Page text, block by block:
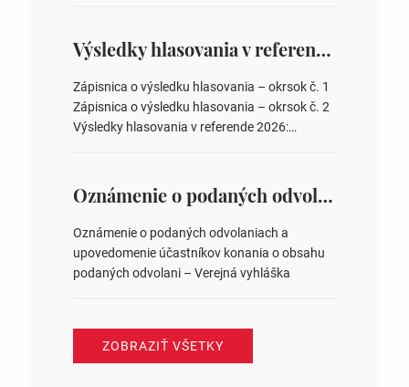
overovateľov zápisnice 3. Určenie volebných
obvodov pre voľby poslancov obecných
zastupiteľstiev, počtu poslancov obecných
zastupiteľstiev v nich 4. Schválenie odpredaja
obecného pozemku –…
Výsledky hlasovania v referende 2026
Zápisnica o výsledku hlasovania – okrsok č. 1
Zápisnica o výsledku hlasovania – okrsok č. 2
Výsledky hlasovania v referende 2026:
ysledky.html
Oznámenie o podaných odvolaniach a upovedomenie účastníkov konania o obsahu podaných odvolani – Verejná vyhláška
Oznámenie o podaných odvolaniach a
upovedomenie účastníkov konania o obsahu
podaných odvolani – Verejná vyhláška
ZOBRAZIŤ VŠETKY